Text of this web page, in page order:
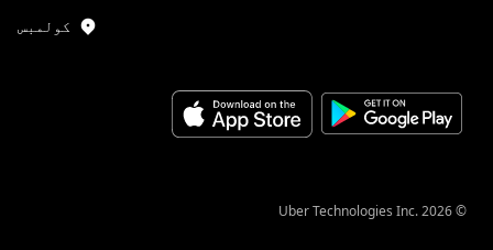
کولمبس
©
2026
.Uber Technologies Inc